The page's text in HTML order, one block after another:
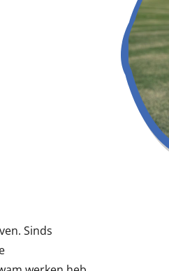
Sinds